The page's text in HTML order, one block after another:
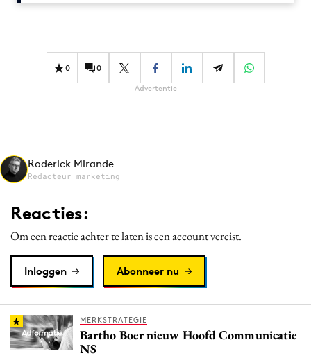
Design
Diversiteit
Effectiviteit
Martech
Media
PR
Programmatic
Purpose Marketing
Reputatie & crisis
0 0
Advertentie
Roderick Mirande
Redacteur marketing
Reacties:
Om een reactie achter te laten is een account vereist.
Inloggen Abonneer nu
MERKSTRATEGIE
Bartho Boer nieuw Hoofd Communicatie
NS